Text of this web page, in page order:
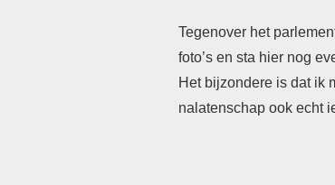
Tegenover het
foto’s en sta hier nog
Het bijzondere is dat ik
nalatenschap ook echt